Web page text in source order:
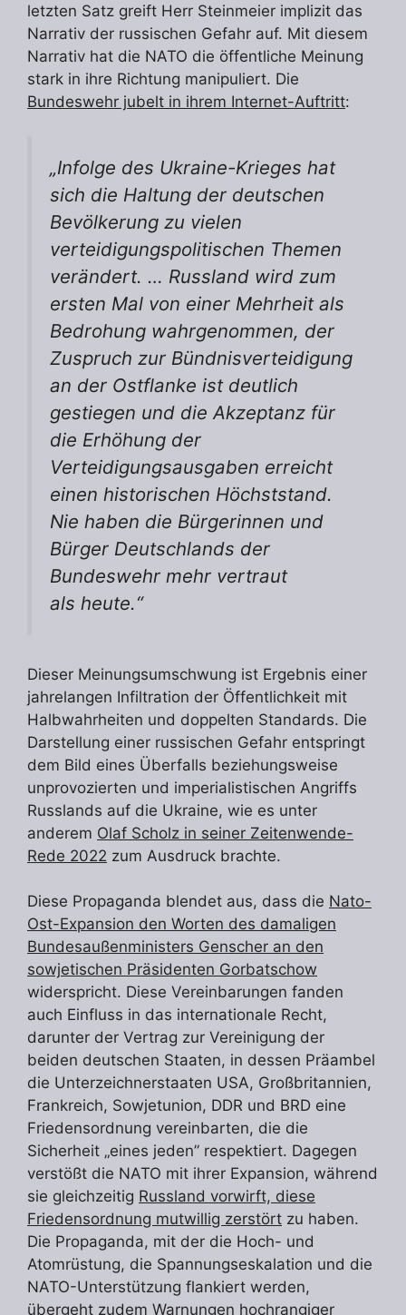
letzten Satz greift Herr Steinmeier implizit das
Narrativ der russischen Gefahr auf. Mit diesem
Narrativ hat die NATO die öffentliche Meinung
stark in ihre Richtung manipuliert. Die
Bundeswehr jubelt in ihrem Internet-Auftritt:
„Infolge des Ukraine-Krieges hat
sich die Haltung der deutschen
Bevölkerung zu vielen
verteidigungspolitischen Themen
verändert. … Russland wird zum
ersten Mal von einer Mehrheit als
Bedrohung wahrgenommen, der
Zuspruch zur Bündnisverteidigung
an der Ostflanke ist deutlich
gestiegen und die Akzeptanz für
die Erhöhung der
Verteidigungsausgaben erreicht
einen historischen Höchststand.
Nie haben die Bürgerinnen und
Bürger Deutschlands der
Bundeswehr mehr vertraut
als heute.“
Dieser Meinungsumschwung ist Ergebnis einer
jahrelangen Infiltration der Öffentlichkeit mit
Halbwahrheiten und doppelten Standards. Die
Darstellung einer russischen Gefahr entspringt
dem Bild eines Überfalls beziehungsweise
unprovozierten und imperialistischen Angriffs
Russlands auf die Ukraine, wie es unter
anderem Olaf Scholz in seiner Zeitenwende-
Rede 2022 zum Ausdruck brachte.
Diese Propaganda blendet aus, dass die Nato-
Ost-Expansion den Worten des damaligen
Bundesaußenministers Genscher an den
sowjetischen Präsidenten Gorbatschow
widerspricht. Diese Vereinbarungen fanden
auch Einfluss in das internationale Recht,
darunter der Vertrag zur Vereinigung der
beiden deutschen Staaten, in dessen Präambel
die Unterzeichnerstaaten USA, Großbritannien,
Frankreich, Sowjetunion, DDR und BRD eine
Friedensordnung vereinbarten, die die
Sicherheit „eines jeden” respektiert. Dagegen
verstößt die NATO mit ihrer Expansion, während
sie gleichzeitig Russland vorwirft, diese
Friedensordnung mutwillig zerstört zu haben.
Die Propaganda, mit der die Hoch- und
Atomrüstung, die Spannungseskalation und die
NATO-Unterstützung flankiert werden,
übergeht zudem Warnungen hochrangiger